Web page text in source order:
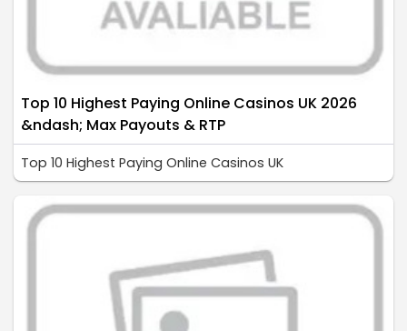
Top 10 Highest Paying Online Casinos UK 2026
&ndash; Max Payouts & RTP
Top 10 Highest Paying Online Casinos UK